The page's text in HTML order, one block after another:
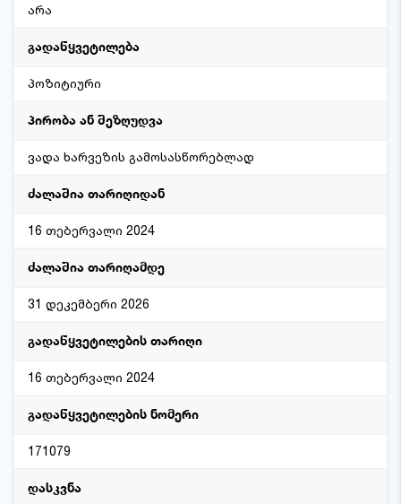
არა
გადაწყვეტილება
პოზიტიური
პირობა ან შეზღუდვა
ვადა ხარვეზის გამოსასწორებლად
ძალაშია თარიღიდან
16 თებერვალი 2024
ძალაშია თარიღამდე
31 დეკემბერი 2026
გადაწყვეტილების თარიღი
16 თებერვალი 2024
გადაწყვეტილების ნომერი
171079
დასკვნა